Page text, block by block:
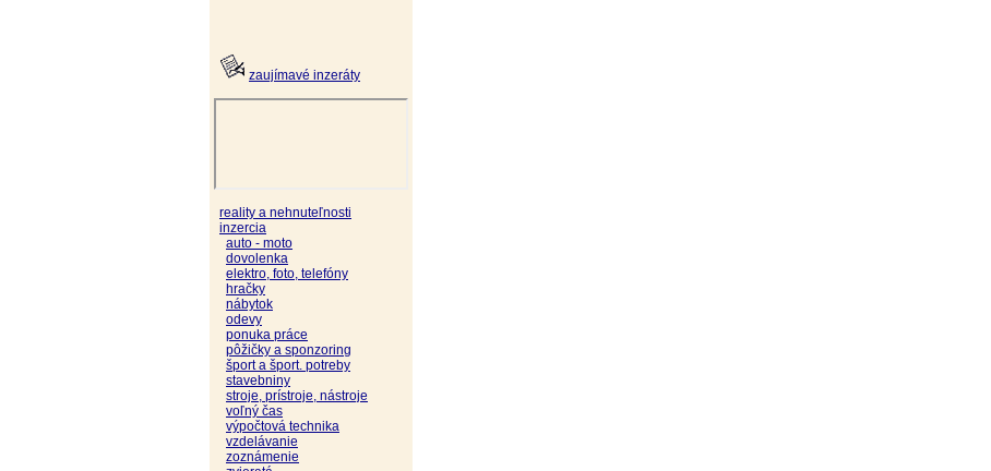
zaujímavé inzeráty
reality a nehnuteľnosti
inzercia
auto - moto
dovolenka
elektro, foto, telefóny
hračky
nábytok
odevy
ponuka práce
pôžičky a sponzoring
šport a šport. potreby
stavebniny
stroje, prístroje, nástroje
voľný čas
výpočtová technika
vzdelávanie
zoznámenie